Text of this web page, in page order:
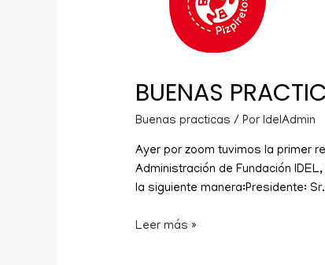
BUENAS
Buenas practicas / PorIdelAdmin
Ayer por zoom tuvimos la primer
Administración de Fundación
la siguiente manera:Presidente:
Leer más »